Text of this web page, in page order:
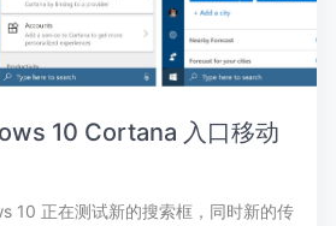
10 Cortana 入口移动
10 正在测试新的搜索框，同时新的传